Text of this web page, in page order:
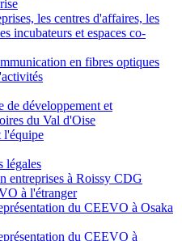
les centres d'affaires, les
incubateurs et espaces co-
en fibres optiques
développement et
du Val d'Oise
l'équipe
légales
entreprises à Roissy CDG
à l'étranger
du CEEVO à Osaka
du CEEVO à